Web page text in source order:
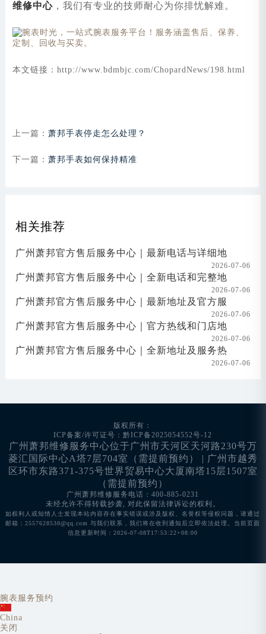
维修中心，我们有专业的技师耐心为你排忧解难。
本文链接：http://www.bdmbjc.com/ChopardNews/198.html
上一篇： 萧邦手表停走怎么处理？
下一篇： 萧邦手表如何保持精准
相关推荐
广州萧邦官方售后服务中心｜最新电话与详细地
2026-07-06
广州萧邦官方售后服务中心｜全新电话和完整地
2026-07-06
广州萧邦官方售后服务中心｜最新地址及官方服
2026-07-06
广州萧邦官方售后服务中心｜官方热线和门店地
2026-07-06
广州萧邦官方售后服务中心｜全新地址及服务热
2026-07-06
版权所有：
ICP备案/许可证号：黔ICP备2025054552号-12
广州萧邦维修服务中心位于广州市天河区天河路230号万
菱汇国际中心A塔7层704室（需提前预约） | 广州市越秀
区环市东路371-375号世界贸易中心大厦南塔15层1507室
（需提前预约）
广州萧邦维修服务电话：400-885-0231
未经允许不得转载抄袭, 对此保留法律诉讼的权利。
如权利人或知情人士发现本站内容存在事实错误或涉及版权、名誉权等侵权问题，请通过
邮箱：2557628530@qq.com 与我们联系，我们将在收到通知后立即依法处理。当前页面
信息更新时间：2026-07-08T17:53:22+08:00
腕表服务预约
China
关闭